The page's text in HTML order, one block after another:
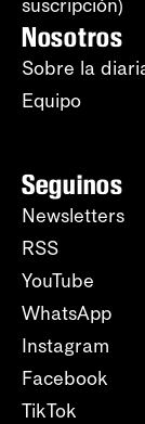
suscripción)
Nosotros
Sobre la
Equipo
Seguinos
Newsletters
RSS
YouTube
WhatsApp
Instagram
Facebook
TikTok